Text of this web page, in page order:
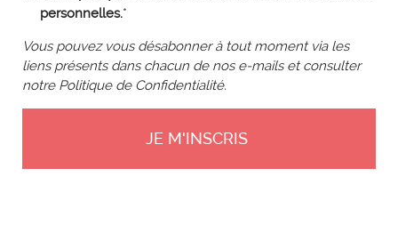
personnelles.*
Vous pouvez vous désabonner à tout moment via les
liens présents dans chacun de nos e-mails et consulter
notre Politique de Confidentialité.